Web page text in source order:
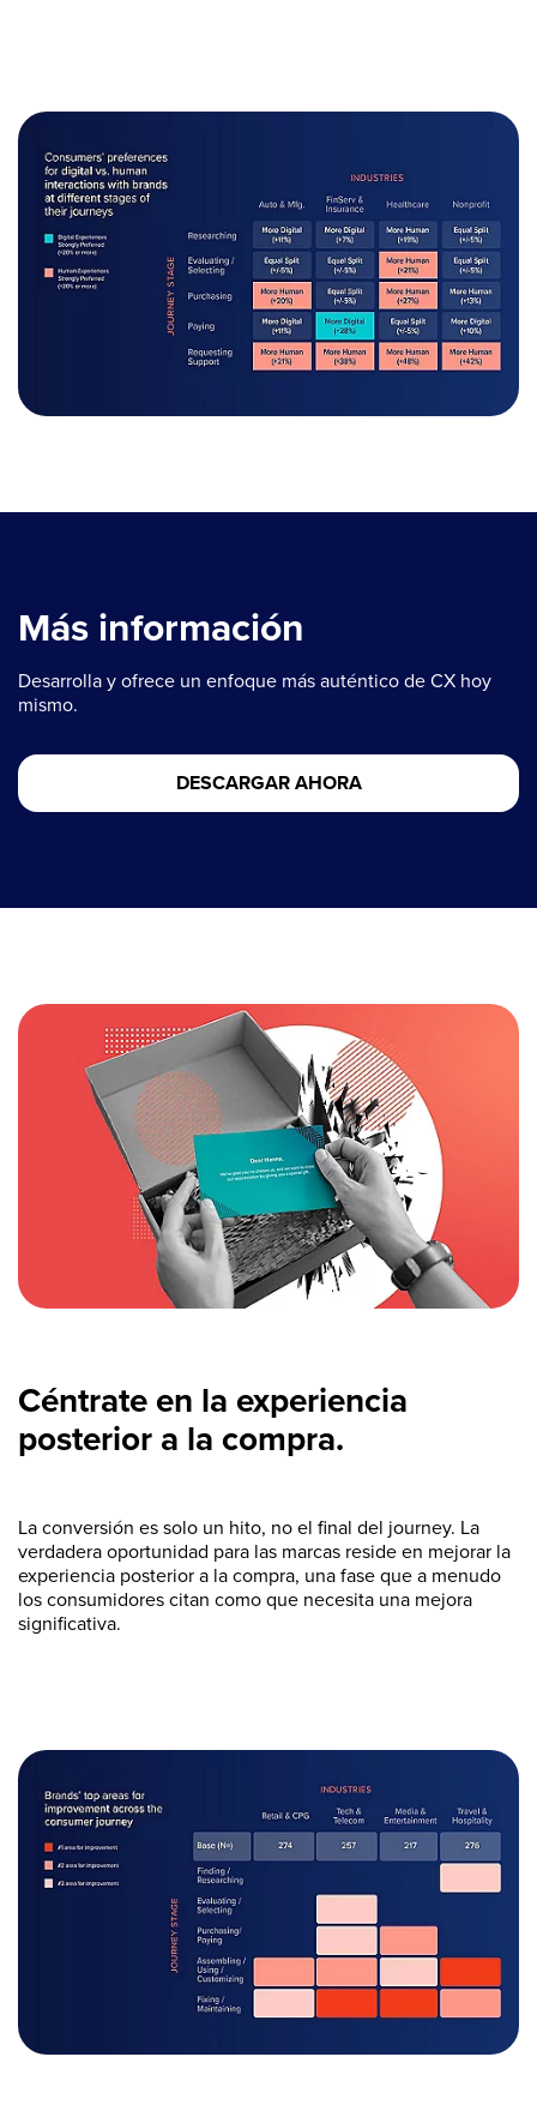
Más información
Desarrolla y ofrece un enfoque más auténtico de CX hoy
mismo.
DESCARGAR AHORA
Céntrate en la experiencia
posterior a la compra.
La conversión es solo un hito, no el final del journey. La
verdadera oportunidad para las marcas reside en mejorar la
experiencia posterior a la compra, una fase que a menudo
los consumidores citan como que necesita una mejora
significativa.